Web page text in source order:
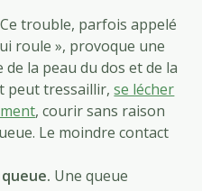
Ce trouble, parfois appelé
roule », provoque une
la peau du dos et de la
peut tressaillir,se lécher
, courir sans raison
Le moindre contact
Une queue